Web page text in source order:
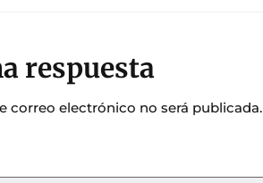
respuesta
correo electrónico no será publicada.